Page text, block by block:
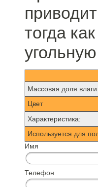
тогда
Mассовая доля
Цвет
Характеристика:
Используется для
Имя
Телефон